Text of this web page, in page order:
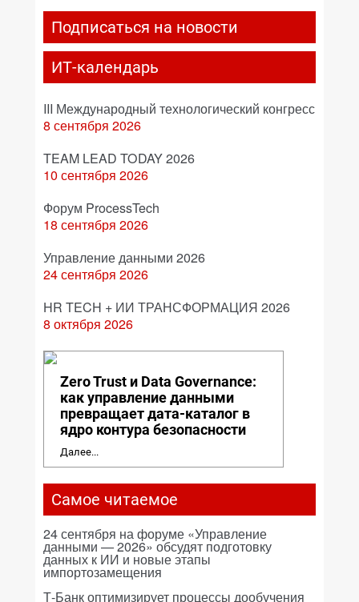
Подписаться на новости
ИТ-календарь
III Международный технологический конгресс
8 сентября 2026
TEAM LEAD TODAY 2026
10 сентября 2026
Форум ProcessTech
18 сентября 2026
Управление данными 2026
24 сентября 2026
HR TECH + ИИ ТРАНСФОРМАЦИЯ 2026
8 октября 2026
Zero Trust и Data Governance:
как управление данными
превращает дата-каталог в
ядро контура безопасности
Далее...
Самое читаемое
24 сентября на форуме «Управление
данными — 2026» обсудят подготовку
данных к ИИ и новые этапы
импортозамещения
Т-Банк оптимизирует процессы дообучения